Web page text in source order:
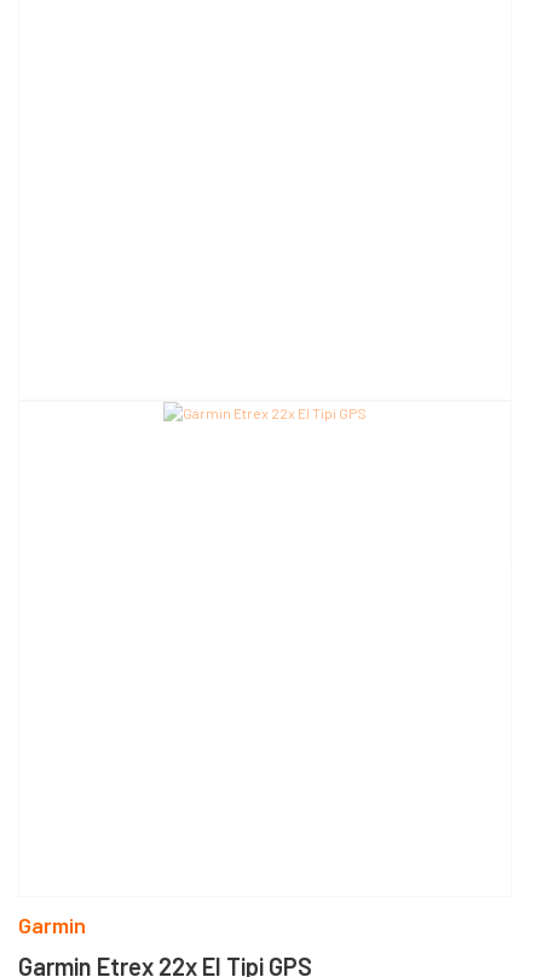
Garmin
Garmin Etrex 22x El Tipi GPS